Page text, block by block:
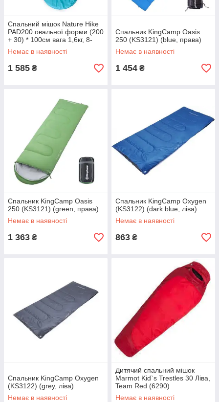
Спальний мішок Nature Hike
PAD200 овальної форми (200
+ 30) * 100см вага 1,6кг, 8-
15С синій
Немає в наявності
1 585 ₴
Спальник KingCamp Oasis
250 (KS3121) (blue, права)
Немає в наявності
1 454 ₴
Спальник KingCamp Oasis
250 (KS3121) (green, права)
Немає в наявності
1 363 ₴
Спальник KingCamp Oxygen
(KS3122) (dark blue, ліва)
Немає в наявності
863 ₴
Спальник KingCamp Oxygen
(KS3122) (grey, ліва)
Немає в наявності
Дитячий спальний мішок
Marmot Kid`s Trestles 30 Ліва,
Team Red (6290)
Немає в наявності